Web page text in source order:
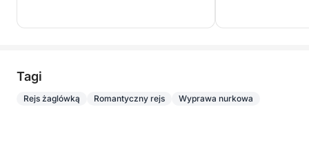
Tagi
Rejs żaglówką Romantyczny rejs Wyprawa nurkowa